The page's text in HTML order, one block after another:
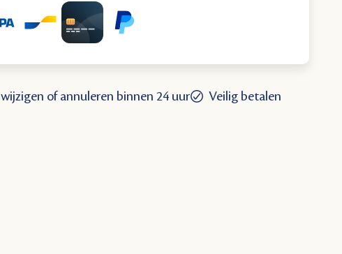
of annuleren binnen 24 uur Veilig betalen